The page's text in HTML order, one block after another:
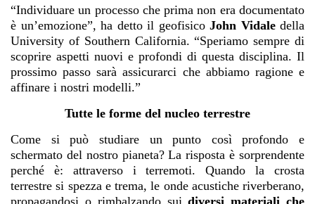
“Individuare un processo che prima non era documentato
è un’emozione”, ha detto il geofisico John Vidaledella
University of Southern California. “Speriamo sempre di
scoprire aspetti nuovi e profondi di questa disciplina. Il
prossimo passo sarà assicurarci che abbiamo ragione e
affinare i nostri modelli.”
Tutte le forme del nucleo terrestre
Come si può studiare un punto così profondo e
schermato del nostro pianeta? La risposta è sorprendente
perché è: attraverso iterremoti. Quando la crosta
terrestre si spezza e trema, le onde acustiche riverberano,